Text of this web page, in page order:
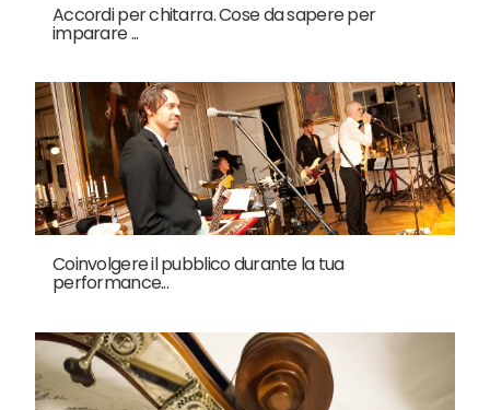
Accordi per chitarra. Cose da sapere per
imparare ...
Coinvolgere il pubblico durante la tua
performance...